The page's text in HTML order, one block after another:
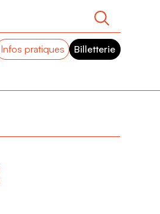
Infos pratiques Billetterie